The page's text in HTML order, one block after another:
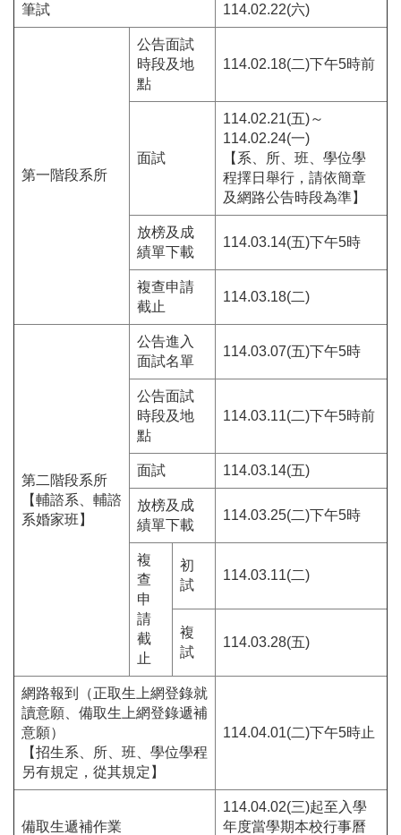
筆試 114.02.22(六)
第一階段系所
公告面試
時段及地
點
114.02.18(二)下午5時前
面試
114.02.21(五)～
114.02.24(一)
【系、所、班、學位學
程擇日舉行，請依簡章
及網路公告時段為準】
放榜及成
績單下載
114.03.14(五)下午5時
複查申請
截止
114.03.18(二)
第二階段系所
【輔諮系、輔諮
系婚家班】
公告進入
面試名單
114.03.07(五)下午5時
公告面試
時段及地
點
114.03.11(二)下午5時前
面試 114.03.14(五)
放榜及成
績單下載
114.03.25(二)下午5時
複
查
申
請
截
止
初
試
114.03.11(二)
複
試
114.03.28(五)
網路報到（正取生上網登錄就
讀意願、備取生上網登錄遞補
意願）
【招生系、所、班、學位學程
另有規定，從其規定】
114.04.01(二)下午5時止
備取生遞補作業
114.04.02(三)起至入學
年度當學期本校行事曆